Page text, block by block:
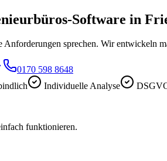
Software in
Anforderungen sprechen. Wir entwickeln
0170 598 8648
Individuelle Analyse
funktionieren.